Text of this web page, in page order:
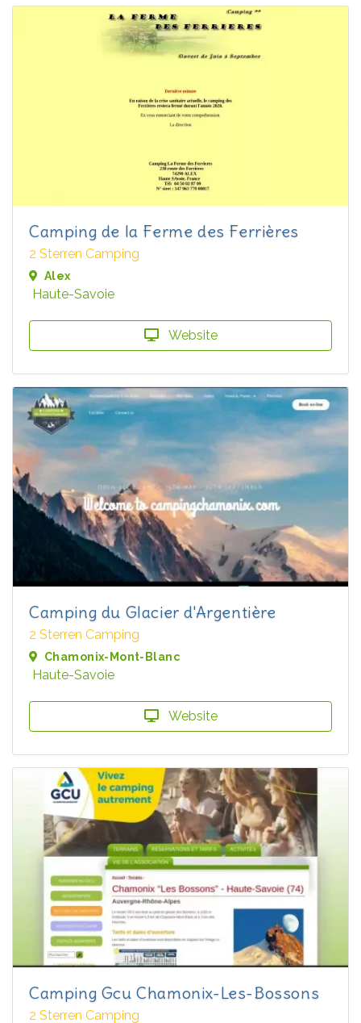
Camping de la Ferme des Ferrières
2 Sterren Camping
Alex
Haute-Savoie
Website
Camping du Glacier d'Argentière
2 Sterren Camping
Chamonix-Mont-Blanc
Haute-Savoie
Website
Camping Gcu Chamonix-Les-Bossons
2 Sterren Camping